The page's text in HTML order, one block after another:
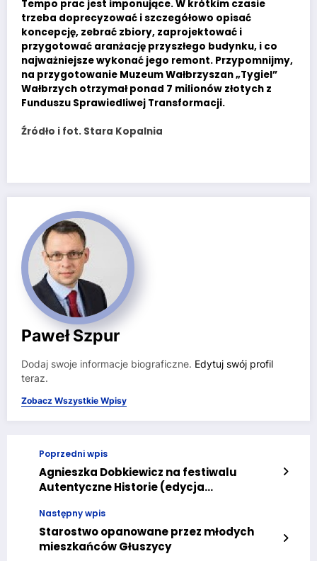
Tempo prac jest imponujące. W krótkim czasie
trzeba doprecyzować i szczegółowo opisać
koncepcję, zebrać zbiory, zaprojektować i
przygotować aranżację przyszłego budynku, i co
najważniejsze wykonać jego remont. Przypomnijmy,
na przygotowanie Muzeum Wałbrzyszan „Tygiel”
Wałbrzych otrzymał ponad 7 milionów złotych z
Funduszu Sprawiedliwej Transformacji.
Źródło i fot. Stara Kopalnia
Paweł Szpur
Dodaj swoje informacje biograficzne. Edytuj swój profil
teraz.
Zobacz Wszystkie Wpisy
Poprzedni wpis
Agnieszka Dobkiewicz na festiwalu
Autentyczne Historie (edycja
Następny wpis
Starostwo opanowane przez młodych
mieszkańców Głuszycy